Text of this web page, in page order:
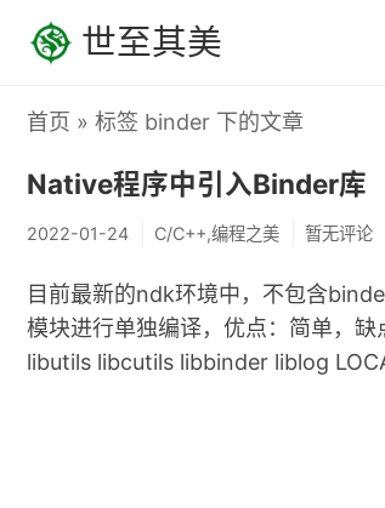
世至其美
首页 » 标签 binder 下的文章
Native程序中引入Binder库
2022-01-24 C/C++,编程之美 暂无评论
目前最新的ndk环境中，不包含
模块进行单独编译，优点：简单，缺
libutils libcutils libbinder liblog